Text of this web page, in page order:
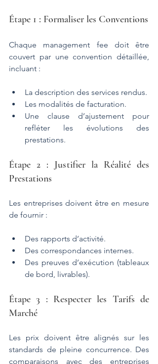
Étape 1 : Formaliser les Conventions
Chaque management fee doit être
couvert par une convention détaillée,
incluant :
La description des services rendus.
Les modalités de facturation.
Une clause d’ajustement pour
refléter les évolutions des
prestations​.
Étape 2 : Justifier la Réalité des
Prestations
Les entreprises doivent être en mesure
de fournir :
Des rapports d’activité.
Des correspondances internes.
Des preuves d’exécution (tableaux
de bord, livrables).
Étape 3 : Respecter les Tarifs de
Marché
Les prix doivent être alignés sur les
standards de pleine concurrence. Des
comparaisons avec des entreprises